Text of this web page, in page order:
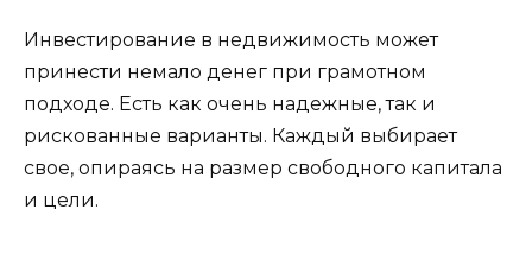
Инвестирование в недвижимость может
принести немало денег при грамотном
подходе. Есть как очень надежные, так и
рискованные варианты. Каждый выбирает
свое, опираясь на размер свободного капитала
и цели.